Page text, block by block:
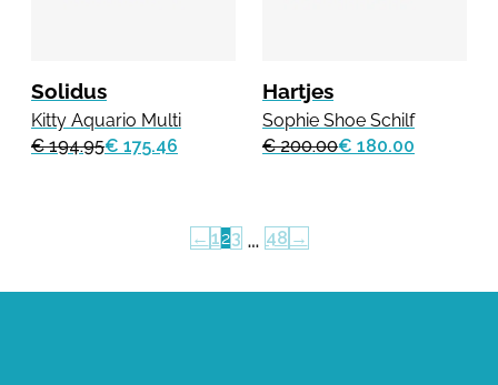
Solidus
Kitty Aquario Multi
€ 194.95€ 175.46
Hartjes
Sophie Shoe Schilf
€ 200.00€ 180.00
← 123 … 48 →